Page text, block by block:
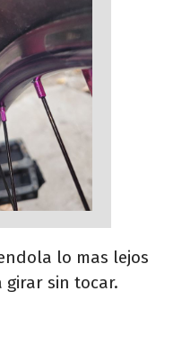
lo mas lejos
sin tocar.